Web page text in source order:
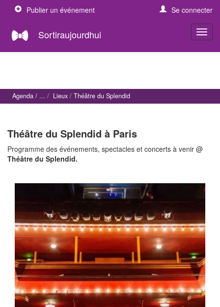
Publier un événement Se connecter
Sortiraujourdhui
Agenda Lieux Théâtre du Splendid
Théâtre du Splendid à Paris
Programme des événements, spectacles et concerts à venir @
Théâtre du Splendid.